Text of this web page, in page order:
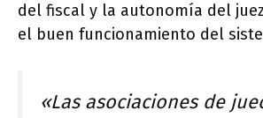
del fiscal y la autonomía del
el buen funcionamiento del
«Las asociaciones de